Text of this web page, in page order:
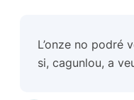
L’onze no podré
si, cagunlou, a